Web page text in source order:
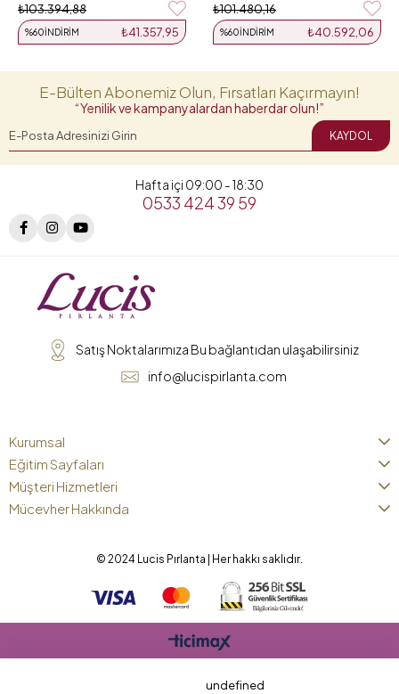
₺41.357,95
%60İNDIRIM
₺103.394,88
₺40.592,06
%60İNDIRIM
₺101.480,16
E-Bülten Abonemiz Olun, Fırsatları Kaçırmayın!
“Yenilik ve kampanyalardan haberdar olun!”
KAYDOL
Hafta içi 09:00 - 18:30
0533 424 39 59
Satış Noktalarımıza Bu bağlantıdan ulaşabilirsiniz
info@lucispirlanta.com
Kurumsal
Eğitim Sayfaları
Müşteri Hizmetleri
Mücevher Hakkında
© 2024 Lucis Pırlanta | Her hakkı saklıdır.
undefined